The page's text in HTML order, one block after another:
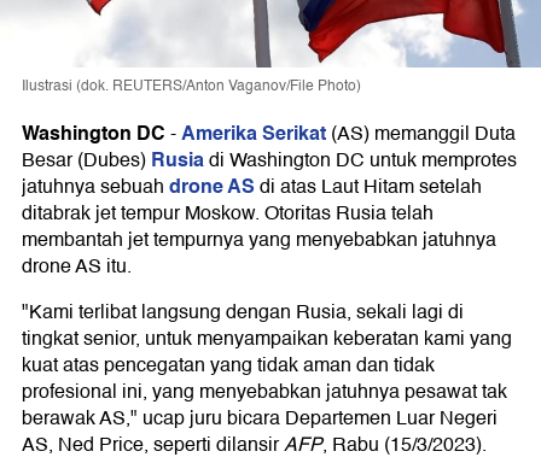
Ilustrasi (dok. REUTERS/Anton Vaganov/File Photo)
Washington DC-Amerika Serikat(AS) memanggil Duta
Besar (Dubes)Rusiadi Washington DC untuk memprotes
jatuhnya sebuahdrone ASdi atas Laut Hitam setelah
ditabrak jet tempur Moskow. Otoritas Rusia telah
membantah jet tempurnya yang menyebabkan jatuhnya
drone AS itu.
"Kami terlibat langsung dengan Rusia, sekali lagi di
tingkat senior, untuk menyampaikan keberatan kami yang
kuat atas pencegatan yang tidak aman dan tidak
profesional ini, yang menyebabkan jatuhnya pesawat tak
berawak AS," ucap juru bicara Departemen Luar Negeri
AS, Ned Price, seperti dilansirAFP, Rabu (15/3/2023).